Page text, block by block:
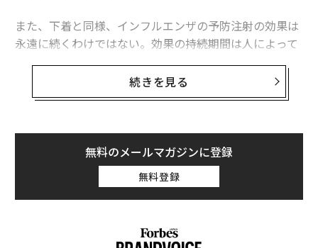
また、下着と同様、インフルエンザの予防注射の効果は
永遠に続くわけではない。効果の持続期間は人によって
大きく異なるものの、場合によっては6カ月ほどで消え
てしまう。（それでも同じ下着を着ている期間よりはず
っと長いと言える）。生後6カ月未満の乳児と、予防接
ーなど）がある場合は除き、インフルエンザの予防接種
を毎年受けなければいけない理由はここにある。
もう一つの理由は、インフルエンザウイルスがまるでリ
アリティー番組のスターのように、毎年新たに現れては
発揮されるウイルスの種類が毎年異なるのもそのため
続きを見る
無料のメールマガジンに登録
無料登録